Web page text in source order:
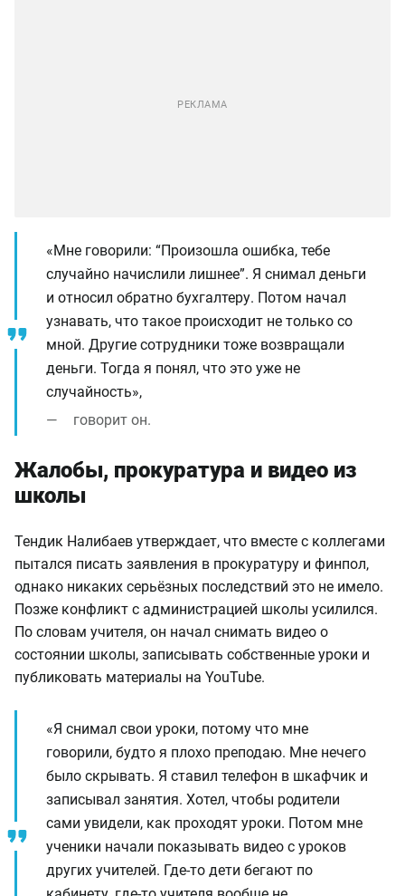
«Мне говорили: “Произошла ошибка, тебе
случайно начислили лишнее”. Я снимал деньги
и относил обратно бухгалтеру. Потом начал
узнавать, что такое происходит не только со
мной. Другие сотрудники тоже возвращали
деньги. Тогда я понял, что это уже не
случайность»,
говорит он.
Жалобы, прокуратура и видео из
школы
Тендик Налибаев утверждает, что вместе с коллегами
пытался писать заявления в прокуратуру и финпол,
однако никаких серьёзных последствий это не имело.
Позже конфликт с администрацией школы усилился.
По словам учителя, он начал снимать видео о
состоянии школы, записывать собственные уроки и
публиковать материалы на YouTube.
«Я снимал свои уроки, потому что мне
говорили, будто я плохо преподаю. Мне нечего
было скрывать. Я ставил телефон в шкафчик и
записывал занятия. Хотел, чтобы родители
сами увидели, как проходят уроки. Потом мне
ученики начали показывать видео с уроков
других учителей. Где-то дети бегают по